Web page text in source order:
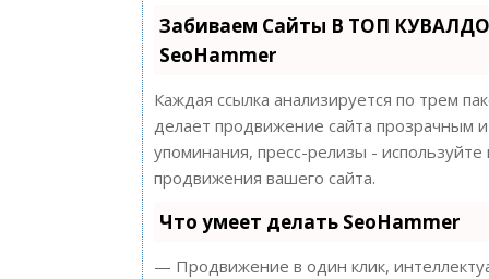
Забиваем Сайты В ТОП
SeoHammer
Каждая ссылка анализируется по трем
делает продвижение сайта прозрачным
упоминания, пресс-релизы -
продвижения вашего сайта.
Что умеет делать SeoHammer
— Продвижение в один клик,